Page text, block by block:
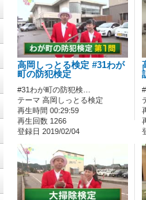
高岡しっとる検定 #31わが
町の防犯検定
#31わが町の防犯検…
テーマ 高岡しっとる検定
再生時間 00:29:59
再生回数 1266
登録日 2019/02/04